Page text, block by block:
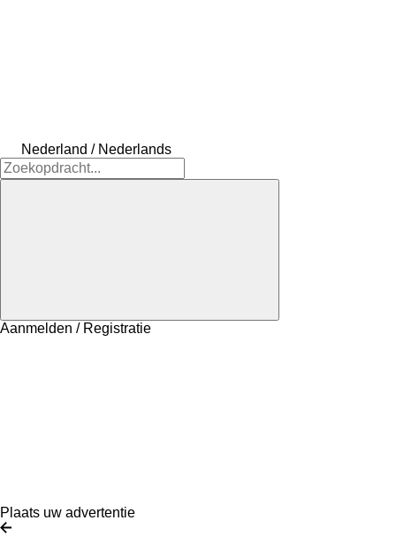
Nederland / Nederlands
Aanmelden / Registratie
Plaats uw advertentie